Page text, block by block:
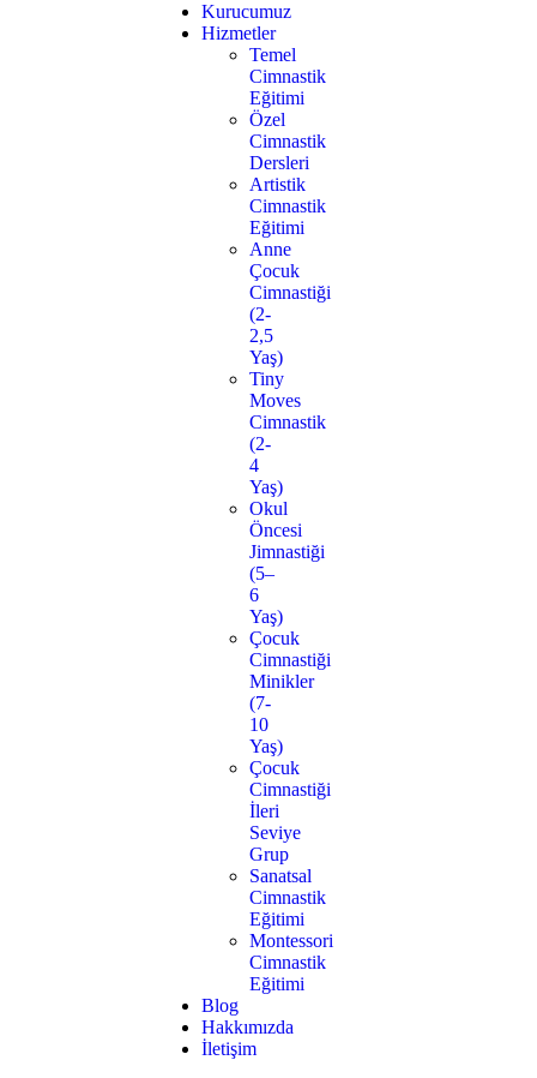
Kurucumuz
Hizmetler
Temel
Cimnastik
Eğitimi
Özel
Cimnastik
Dersleri
Artistik
Cimnastik
Eğitimi
Anne
Çocuk
Cimnastiği
(2-
2,5
Yaş)
Tiny
Moves
Cimnastik
(2-
4
Yaş)
Okul
Öncesi
Jimnastiği
(5–
6
Yaş)
Çocuk
Cimnastiği
Minikler
(7-
10
Yaş)
Çocuk
Cimnastiği
İleri
Seviye
Grup
Sanatsal
Cimnastik
Eğitimi
Montessori
Cimnastik
Eğitimi
Blog
Hakkımızda
İletişim